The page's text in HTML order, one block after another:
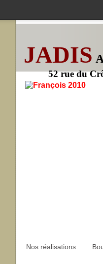
JADIS
52 rue du
Nos réalisations